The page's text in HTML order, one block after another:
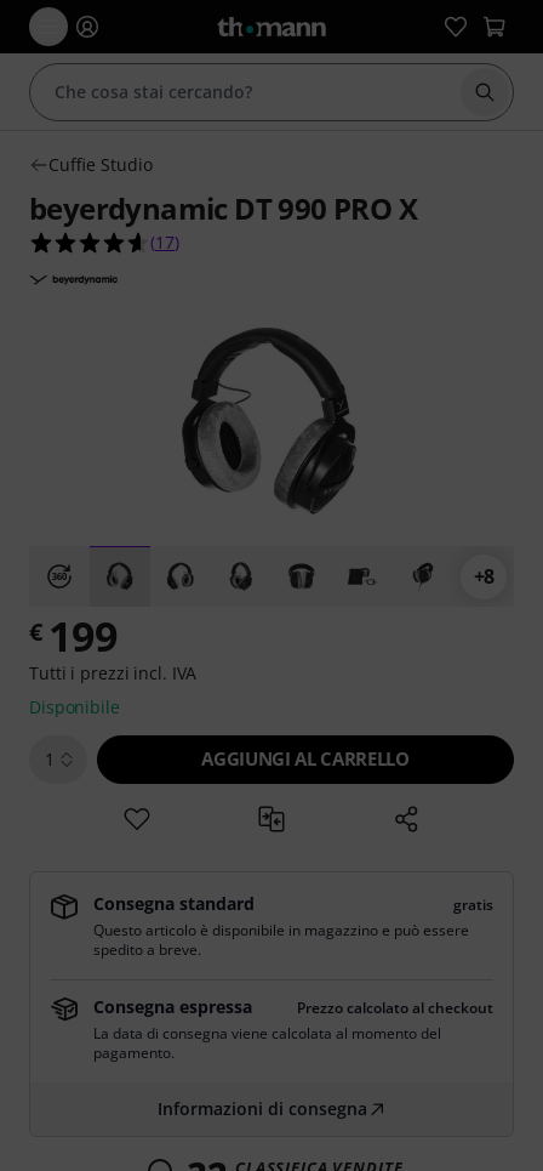
Cuffie Studio
beyerdynamic DT 990 PRO X
4.6 su 5 stelle su 17 valutazioni dei clienti
(17)
+8
€ 199
Tutti i prezzi incl. IVA
Disponibile
1 AGGIUNGI AL CARRELLO
Consegna standard
gratis
Questo articolo è disponibile in magazzino e può essere
spedito a breve.
Consegna espressa
Prezzo calcolato al checkout
La data di consegna viene calcolata al momento del
pagamento.
Informazioni di consegna